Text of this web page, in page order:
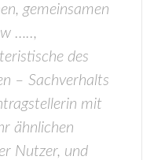
gemeinsamen
…..,
des
– Sachverhalts
mit
ähnlichen
Nutzer, und